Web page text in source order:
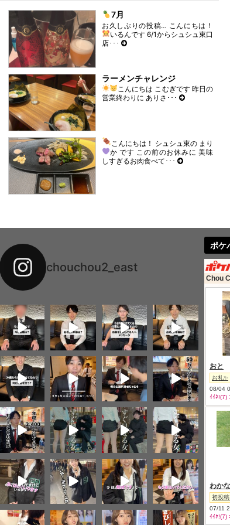
7月
お久しぶりの投稿… こんにちは！
いるんです6/1からシュシュ東口
店･･･
ラーメンチャレンジ
こんにちは こむぎです昨日の
営業終わりに ありさ･･･
こんにちは！ シュシュ東の まり
か です この前のお休みに 美味
しすぎるお肉食べて･･･
chouchou2_east
ポケ